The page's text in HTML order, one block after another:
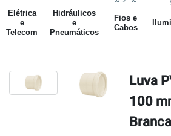
Elétrica
e
Telecom
Hidráulicos
e
Pneumáticos
Fios e
Cabos
Luva
100